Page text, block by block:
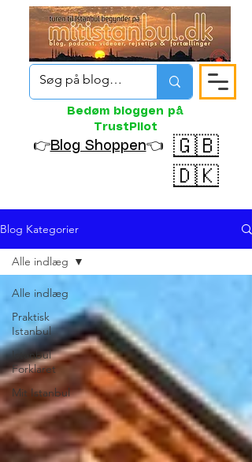
Bedøm bloggen på
TrustPilot
👉Blog Shoppen👈
🇬🇧
🇩🇰
Blog Kategorier
Alle indlæg
Praktisk
Istanbul
Istanbul
Forklaret
Mit Istanbul
Alle indlæg